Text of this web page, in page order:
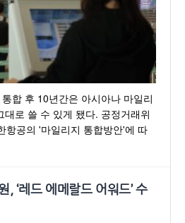
합 후 10년간은 아시아나 마일리
대로 쓸 수 있게 됐다. 공정거래위
항공의 '마일리지 통합방안'에 따
, ‘레드 에메랄드 어워드’ 수